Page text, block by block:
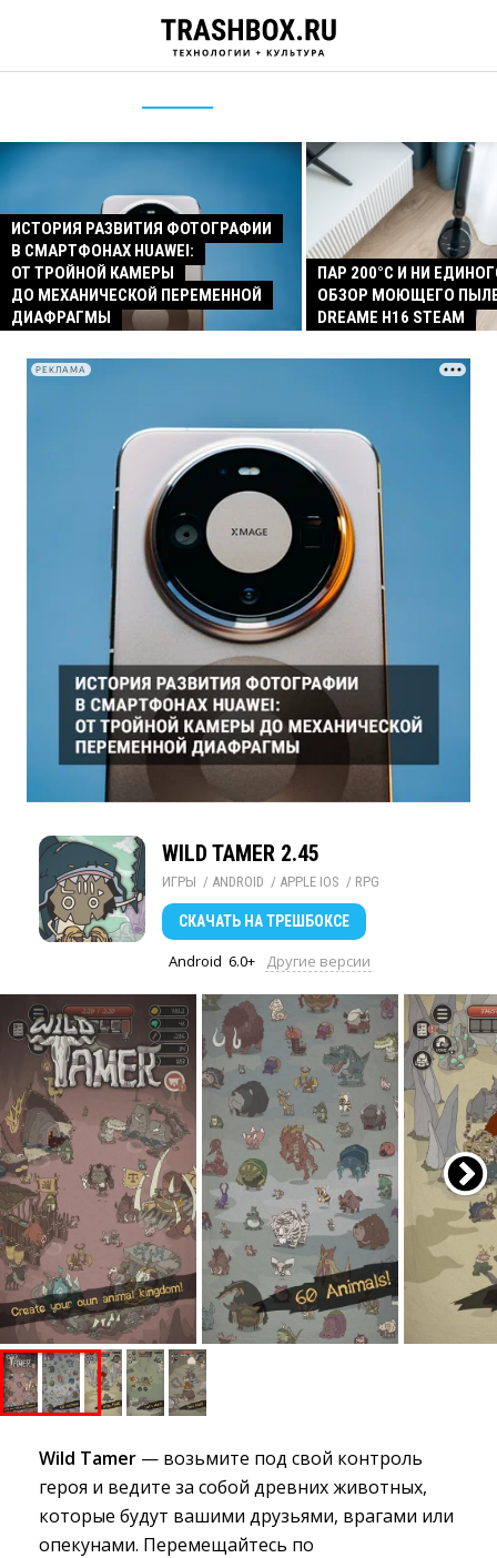
ИСТОРИЯ РАЗВИТИЯ ФОТОГРАФИИ
В СМАРТФОНАХ HUAWEI:
ОТ ТРОЙНОЙ КАМЕРЫ
ДО МЕХАНИЧЕСКОЙ ПЕРЕМЕННОЙ
ДИАФРАГМЫ
ПАР 200°C И НИ
ОБЗОР МОЮЩЕГО
DREAME H16 STEAM
РЕКЛАМА
WILD TAMER 2.45
ИГРЫ / ANDROID / APPLE IOS / RPG
СКАЧАТЬ НА ТРЕШБОКСЕ
Android 6.0+ Другие версии
Wild Tamer — возьмите под свой контроль
героя и ведите за собой древних животных,
которые будут вашими друзьями, врагами или
опекунами. Перемещайтесь по